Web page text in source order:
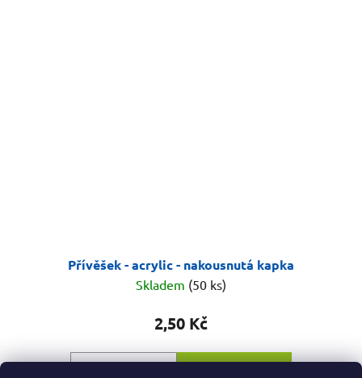
Přívěšek - acrylic - nakousnutá kapka
Skladem (50 ks)
2,50 Kč